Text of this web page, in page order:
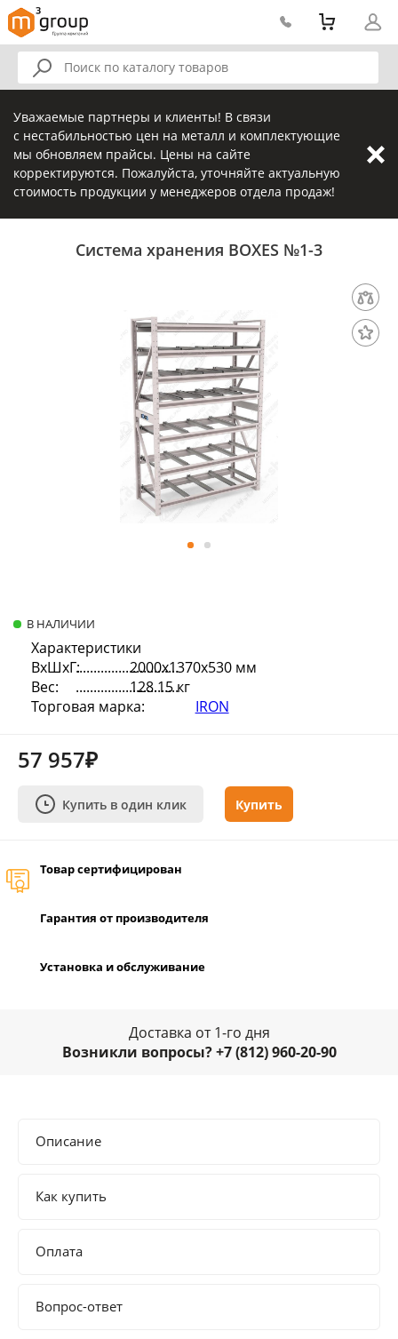
Уважаемые партнеры и клиенты! В связи
с нестабильностью цен на металл и комплектующие
мы обновляем прайсы. Цены на сайте
корректируются. Пожалуйста, уточняйте актуальную
стоимость продукции у менеджеров отдела продаж!
Система хранения BOXES №1-3
В НАЛИЧИИ
Характеристики
ВхШхГ:
2000х1370х530 мм
Вес:
128.15 кг
Торговая марка:
IRON
57 957₽
Купить в один клик Купить
Товар сертифицирован
Гарантия от производителя
Установка и обслуживание
Доставка от 1-го дня
Возникли вопросы? +7 (812) 960-20-90
Описание
Как купить
Оплата
Вопрос-ответ